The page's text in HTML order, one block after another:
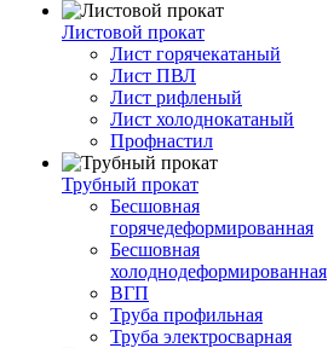
Листовой прокат
Лист горячекатаный
Лист ПВЛ
Лист рифленый
Лист холоднокатаный
Профнастил
Трубный прокат
Бесшовная
горячедеформированная
Бесшовная
холоднодеформированная
ВГП
Труба профильная
Труба электросварная